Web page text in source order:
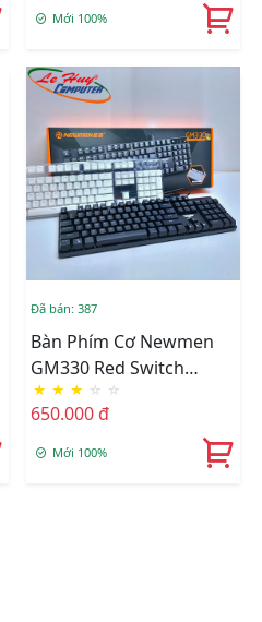
Mới 100%
Đã bán: 387
Bàn Phím Cơ Newmen
GM330 Red Switch
Multiled
★ ★ ★ ☆ ☆
650.000 đ
Mới 100%